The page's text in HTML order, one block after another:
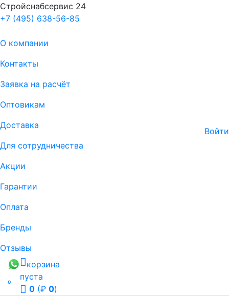
Стройснабсервис 24
+7 (495) 638-56-85
О компании
Контакты
Заявка на расчёт
Оптовикам
Доставка
Для сотрудничества
Акции
Гарантии
Оплата
Бренды
Отзывы
Войти

корзина
пуста
0 (₽ 0)